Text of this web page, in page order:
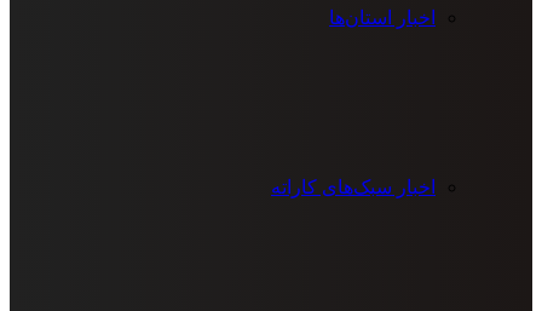
اخبار استان‌ها
اخبار سبک‌های کاراته